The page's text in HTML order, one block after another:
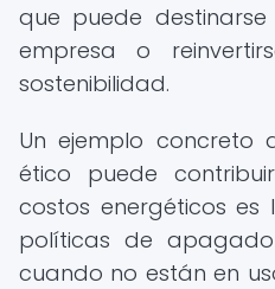
que puede
empresa o
sostenibilidad.
Un ejemplo concreto
ético puede
costos energéticos
políticas de
cuando no están en